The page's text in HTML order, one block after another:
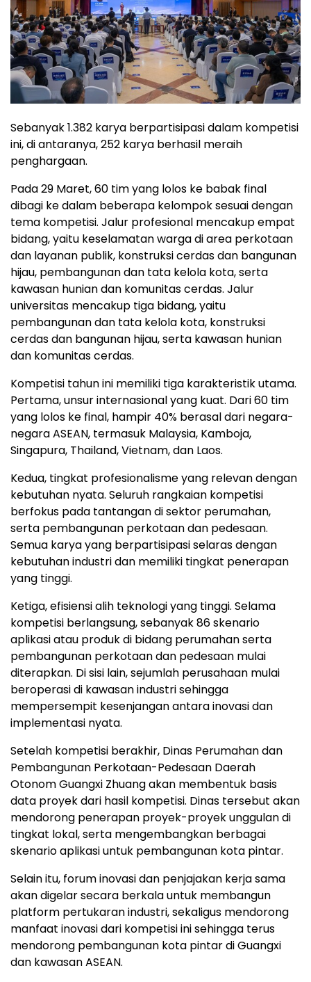
Sebanyak 1.382 karya berpartisipasi dalam kompetisi
ini, di antaranya, 252 karya berhasil meraih
penghargaan.
Pada 29 Maret, 60 tim yang lolos ke babak final
dibagi ke dalam beberapa kelompok sesuai dengan
tema kompetisi. Jalur profesional mencakup empat
bidang, yaitu keselamatan warga di area perkotaan
dan layanan publik, konstruksi cerdas dan bangunan
hijau, pembangunan dan tata kelola kota, serta
kawasan hunian dan komunitas cerdas. Jalur
universitas mencakup tiga bidang, yaitu
pembangunan dan tata kelola kota, konstruksi
cerdas dan bangunan hijau, serta kawasan hunian
dan komunitas cerdas.
Kompetisi tahun ini memiliki tiga karakteristik utama.
Pertama, unsur internasional yang kuat. Dari 60 tim
yang lolos ke final, hampir 40% berasal dari negara-
negara ASEAN, termasuk Malaysia, Kamboja,
Singapura, Thailand, Vietnam, dan Laos.
Kedua, tingkat profesionalisme yang relevan dengan
kebutuhan nyata. Seluruh rangkaian kompetisi
berfokus pada tantangan di sektor perumahan,
serta pembangunan perkotaan dan pedesaan.
Semua karya yang berpartisipasi selaras dengan
kebutuhan industri dan memiliki tingkat penerapan
yang tinggi.
Ketiga, efisiensi alih teknologi yang tinggi. Selama
kompetisi berlangsung, sebanyak 86 skenario
aplikasi atau produk di bidang perumahan serta
pembangunan perkotaan dan pedesaan mulai
diterapkan. Di sisi lain, sejumlah perusahaan mulai
beroperasi di kawasan industri sehingga
mempersempit kesenjangan antara inovasi dan
implementasi nyata.
Setelah kompetisi berakhir, Dinas Perumahan dan
Pembangunan Perkotaan-Pedesaan Daerah
Otonom Guangxi Zhuang akan membentuk basis
data proyek dari hasil kompetisi. Dinas tersebut akan
mendorong penerapan proyek-proyek unggulan di
tingkat lokal, serta mengembangkan berbagai
skenario aplikasi untuk pembangunan kota pintar.
Selain itu, forum inovasi dan penjajakan kerja sama
akan digelar secara berkala untuk membangun
platform pertukaran industri, sekaligus mendorong
manfaat inovasi dari kompetisi ini sehingga terus
mendorong pembangunan kota pintar di Guangxi
dan kawasan ASEAN.